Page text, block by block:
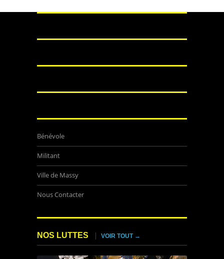
Bénévole
Militant
Ville de Massy
Nous Contacter
NOS LUTTES VOIR TOUT →